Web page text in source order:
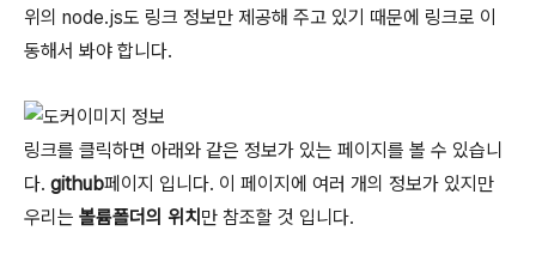
위의 node.js도 링크 정보만 제공해 주고 있기 때문에 링크로 이
동해서 봐야 합니다.
링크를 클릭하면 아래와 같은 정보가 있는 페이지를 볼 수 있습니
다. github페이지 입니다. 이 페이지에 여러 개의 정보가 있지만
우리는 볼륨폴더의 위치 만 참조할 것 입니다.